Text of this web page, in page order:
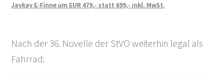
Jaykay E-Finne um EUR 479,- statt 699,- inkl. MwSt.
Nach der 36. Novelle der StVO weiterhin legal als
Fahrrad: